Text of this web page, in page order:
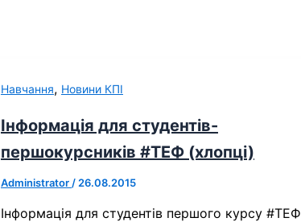
Навчання, Новини КПІ
Інформація для студентів-
першокурсників #ТЕФ (хлопці)
Administrator / 26.08.2015
Інформація для студентів першого курсу #ТЕФ